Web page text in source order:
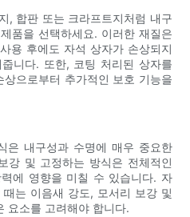
, 합판 또는 크라프트지처럼 내구
품을 선택하세요. 이러한 재질은
용 후에도 자석 상자가 손상되지
니다. 또한, 코팅 처리된 상자를
으로부터 추가적인 보호 기능을
은 내구성과 수명에 매우 중요한
강 및 고정하는 방식은 전체적인
에 영향을 미칠 수 있습니다. 자
는 이음새 강도, 모서리 보강 및
요소를 고려해야 합니다.